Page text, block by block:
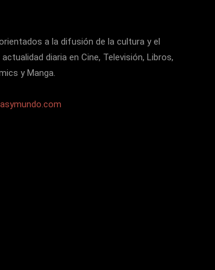
a la difusión de la cultura y el
diaria en Cine, Televisión, Libros,
y Manga.